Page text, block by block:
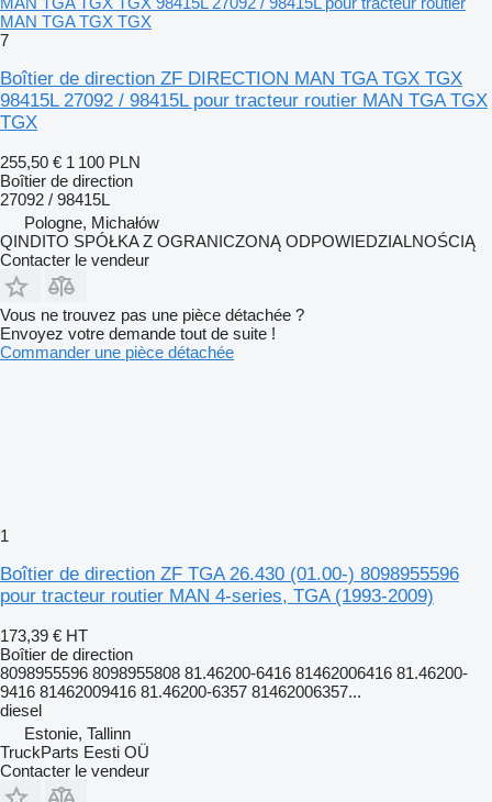
MAN TGA TGX TGX
7
Boîtier de direction ZF DIRECTION MAN TGA TGX TGX
98415L 27092 / 98415L pour tracteur routier MAN TGA TGX
TGX
255,50 € 1 100 PLN
Boîtier de direction
27092 / 98415L
Pologne, Michałów
QINDITO SPÓŁKA Z OGRANICZONĄ ODPOWIEDZIALNOŚCIĄ
Contacter le vendeur
Vous ne trouvez pas une pièce détachée ?
Envoyez votre demande tout de suite !
Commander une pièce détachée
1
Boîtier de direction ZF TGA 26.430 (01.00-) 8098955596
pour tracteur routier MAN 4-series, TGA (1993-2009)
173,39 € HT
Boîtier de direction
8098955596 8098955808 81.46200-6416 81462006416 81.46200-
9416 81462009416 81.46200-6357 81462006357...
diesel
Estonie, Tallinn
TruckParts Eesti OÜ
Contacter le vendeur